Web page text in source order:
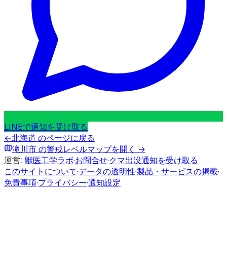
LINEで通知を受け取る
←北海道 のページに戻る
滝川市の警戒レベルマップを開く →
運営: 獣医工学ラボ·お問合せ·クマ出没通知を受け取る
このサイトについて·データの透明性·製品・サービスの掲載·
免責事項·プライバシー·通知設定